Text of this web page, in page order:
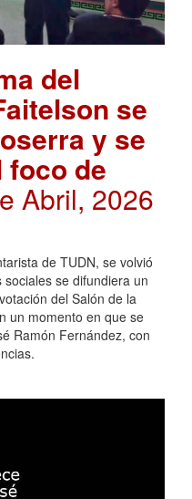
del
se
y se
foco de
Abril, 2026
de TUDN, se volvió
se difundiera un
del Salón de la
un momento en que se
Ramón Fernández, con